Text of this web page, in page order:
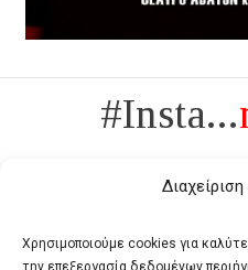
Χρησιμοποιούμε cookies για
την επεξεργασία δεδομένων
#Insta...